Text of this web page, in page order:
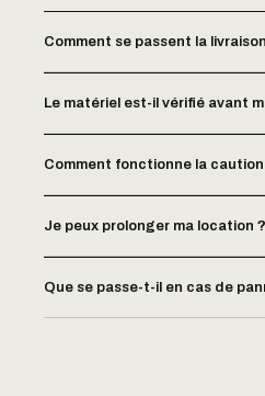
Comment se passent la
Le matériel est-il vérifié avant
Comment fonctionne la caution
Je peux prolonger ma location ?
Que se passe-t-il en cas de